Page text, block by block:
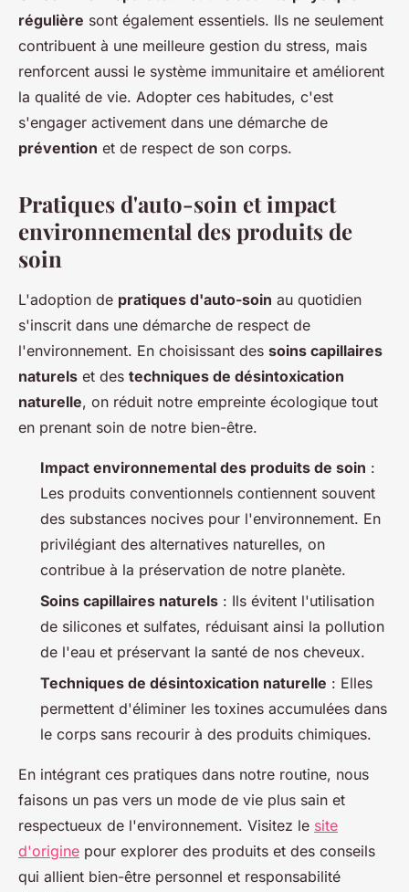
régulière sont également essentiels. Ils ne seulement
contribuent à une meilleure gestion du stress, mais
renforcent aussi le système immunitaire et améliorent
la qualité de vie. Adopter ces habitudes, c'est
s'engager activement dans une démarche de
prévention et de respect de son corps.
Pratiques d'auto-soin et impact
environnemental des produits de
soin
L'adoption de pratiques d'auto-soin au quotidien
s'inscrit dans une démarche de respect de
l'environnement. En choisissant des soins capillaires
naturels et des techniques de désintoxication
naturelle, on réduit notre empreinte écologique tout
en prenant soin de notre bien-être.
Impact environnemental des produits de soin :
Les produits conventionnels contiennent souvent
des substances nocives pour l'environnement. En
privilégiant des alternatives naturelles, on
contribue à la préservation de notre planète.
Soins capillaires naturels : Ils évitent l'utilisation
de silicones et sulfates, réduisant ainsi la pollution
de l'eau et préservant la santé de nos cheveux.
Techniques de désintoxication naturelle : Elles
permettent d'éliminer les toxines accumulées dans
le corps sans recourir à des produits chimiques.
En intégrant ces pratiques dans notre routine, nous
faisons un pas vers un mode de vie plus sain et
respectueux de l'environnement. Visitez le site
d'origine pour explorer des produits et des conseils
qui allient bien-être personnel et responsabilité